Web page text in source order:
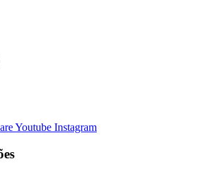
Youtube Instagram